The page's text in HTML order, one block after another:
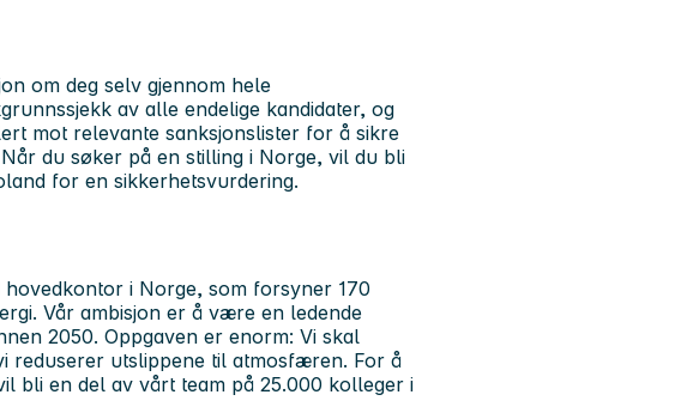
om deg selv gjennom hele
av alle endelige kandidater, og
mot relevante sanksjonslister for å sikre
du søker på en stilling i Norge, vil du bli
for en sikkerhetsvurdering.
i Norge, som forsyner 170
Vår ambisjon er å være en ledende
2050. Oppgaven er enorm: Vi skal
reduserer utslippene til atmosfæren. For å
bli en del av vårt team på 25.000 kolleger i